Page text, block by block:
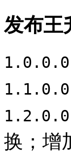
发布王
1.0.0.0
1.1.0.0
1.2.0.0
换；增